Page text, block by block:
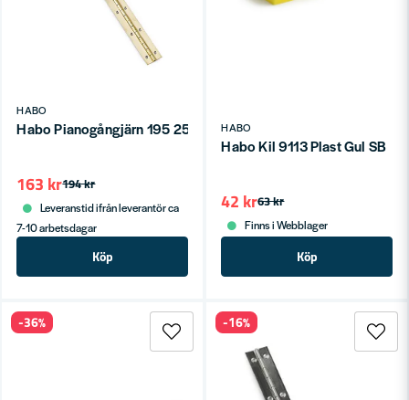
HABO
Habo Pianogångjärn 195 25x560 Matt mässing SB
194 kr
163 kr
Leveranstid ifrån leverantör ca
7-10 arbetsdagar
Köp
HABO
Habo Kil 9113 Plast Gul SB
63 kr
42 kr
Finns i Webblager
Köp
-36% -16%